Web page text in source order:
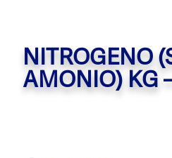
NITROGENO
AMONIO) KG